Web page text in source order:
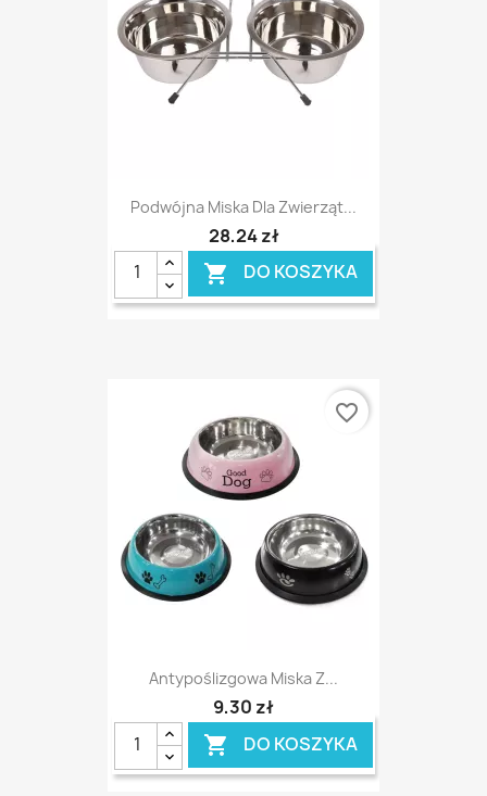
Podwójna Miska Dla Zwierząt...
28,24 zł
 DO KOSZYKA
Antypoślizgowa Miska Z...
9,30 zł
 DO KOSZYKA
favorite_border